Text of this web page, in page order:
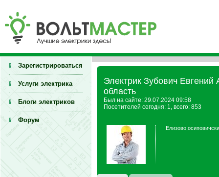
Зарегистрироваться
Услуги электрика
Блоги электриков
Форум
Электрик Зубович
область
Был на сайте: 29.07.2024 09:58
Посетителей сегодня: 1, всего: 853